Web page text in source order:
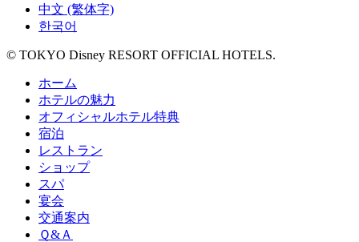
中文 (繁体字)
한국어
© TOKYO Disney RESORT OFFICIAL HOTELS.
ホーム
ホテルの魅力
オフィシャルホテル特典
宿泊
レストラン
ショップ
スパ
宴会
交通案内
Ｑ&Ａ